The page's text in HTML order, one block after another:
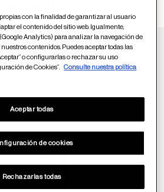
Guardar en
con la finalidad de garantizar al usuario
el contenido del sitio web. Igualmente,
Analytics) para analizar la navegación de
contenidos. Puedes aceptar todas las
o configurarlas o rechazar su uso
de Cookies”.
Consulte nuestra política
de cookies
Rechazarlas todas
Aceptar todas